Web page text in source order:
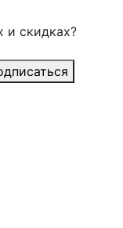
и скидках?